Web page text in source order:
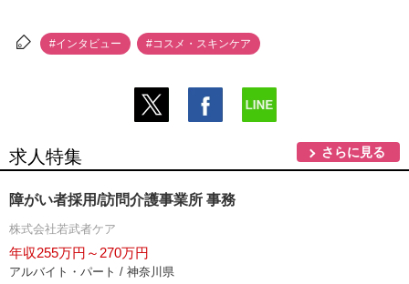
#インタビュー #コスメ・スキンケア
求人特集 さらに見る
障がい者採用/訪問介護事業所 事務
株式会社若武者ケア
年収255万円～270万円
アルバイト・パート / 神奈川県